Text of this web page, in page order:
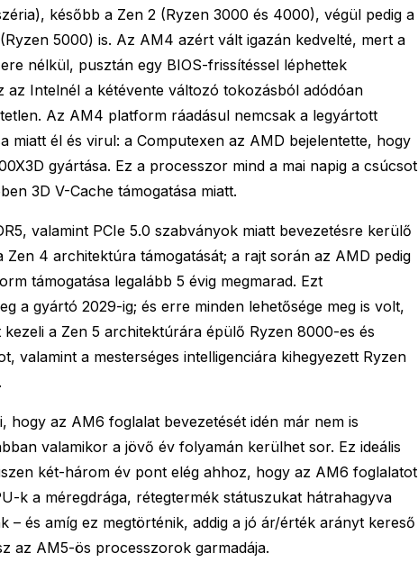
később a Zen 2 (Ryzen 3000 és 4000), végül pedig a
5000) is. Az AM4 azért vált igazán kedvelté, mert a
nélkül, pusztán egy BIOS-frissítéssel léphettek
az Intelnél a kétévente változó tokozásból adódóan
Az AM4 platform ráadásul nemcsak a legyártott
miatt él és virul: a Computexen az AMD bejelentette, hogy
gyártása. Ez a processzor mind a mai napig a csúcsot
3D V-Cache támogatása miatt.
valamint PCIe 5.0 szabványok miatt bevezetésre kerülő
Zen 4 architektúra támogatását; a rajt során az AMD pedig
támogatása legalább 5 évig megmarad. Ezt
a gyártó 2029-ig; és erre minden lehetősége meg is volt,
a Zen 5 architektúrára épülő Ryzen 8000-es és
valamint a mesterséges intelligenciára kihegyezett Ryzen
hogy az AM6 foglalat bevezetését idén már nem is
valamikor a jövő év folyamán kerülhet sor. Ez ideális
két-három év pont elég ahhoz, hogy az AM6 foglalatot
k a méregdrága, rétegtermék státuszukat hátrahagyva
– és amíg ez megtörténik, addig a jó ár/érték arányt kereső
az AM5-ös processzorok garmadája.